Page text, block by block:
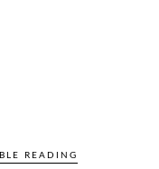
READING